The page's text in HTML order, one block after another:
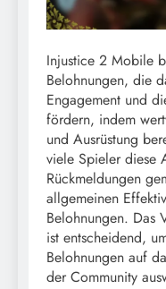
Injustice 2 Mobile
Belohnungen, die
Engagement und
fördern, indem
und Ausrüstung
viele Spieler diese
Rückmeldungen
allgemeinen
Belohnungen. Das
ist entscheidend,
Belohnungen auf
der Community